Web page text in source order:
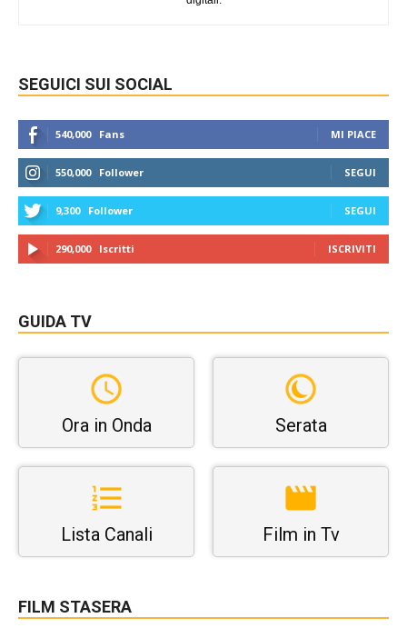
SEGUICI SUI SOCIAL
540,000 Fans MI PIACE
550,000 Follower SEGUI
9,300 Follower SEGUI
290,000 Iscritti ISCRIVITI
GUIDA TV
Ora in Onda Serata
Lista Canali Film in Tv
FILM STASERA